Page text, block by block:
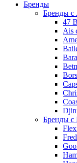
Бренды
Бренды с
47
Ais
Бренды с